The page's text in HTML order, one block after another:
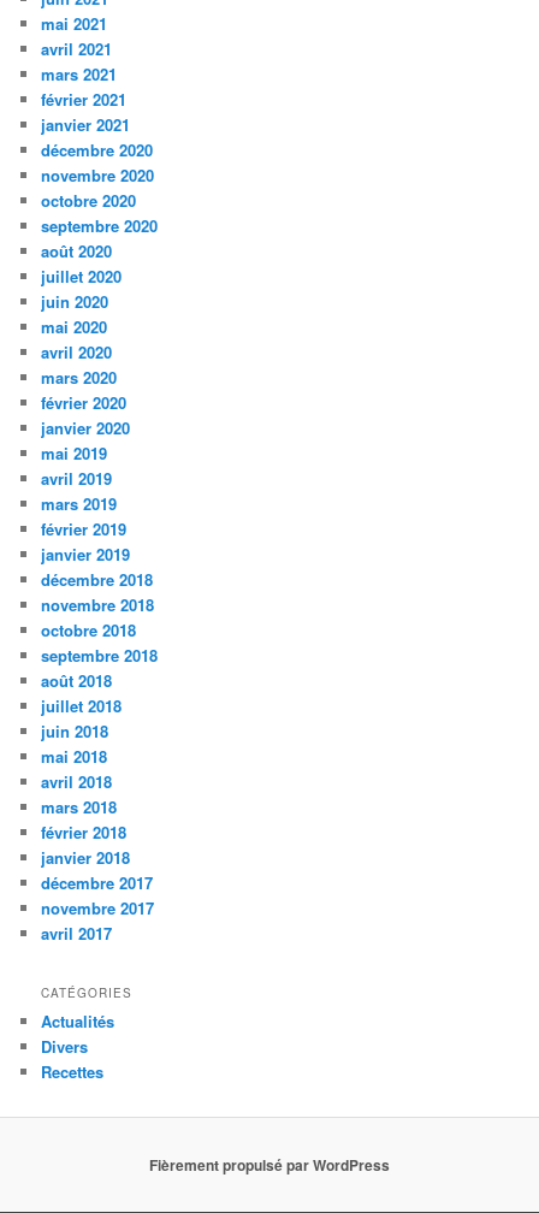
mai 2021
avril 2021
mars 2021
février 2021
janvier 2021
décembre 2020
novembre 2020
octobre 2020
septembre 2020
août 2020
juillet 2020
juin 2020
mai 2020
avril 2020
mars 2020
février 2020
janvier 2020
mai 2019
avril 2019
mars 2019
février 2019
janvier 2019
décembre 2018
novembre 2018
octobre 2018
septembre 2018
août 2018
juillet 2018
juin 2018
mai 2018
avril 2018
mars 2018
février 2018
janvier 2018
décembre 2017
novembre 2017
avril 2017
CATÉGORIES
Actualités
Divers
Recettes
Fièrement propulsé par WordPress